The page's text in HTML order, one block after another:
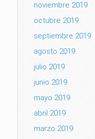
noviembre 2019
octubre 2019
septiembre 2019
agosto 2019
julio 2019
junio 2019
mayo 2019
abril 2019
marzo 2019